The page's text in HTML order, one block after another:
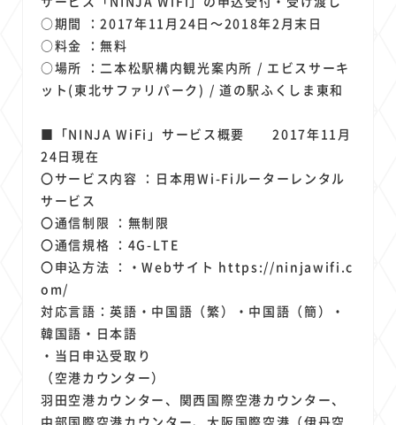
○期間 ：2017年11月24日～2018年2月末日
○料金 ：無料
○場所 ：二本松駅構内観光案内所 / エビスサーキ
ット(東北サファリパーク) / 道の駅ふくしま東和
■「NINJA WiFi」サービス概要 2017年11月
24日現在
〇サービス内容 ：日本用Wi-Fiルーターレンタル
サービス
〇通信制限 ：無制限
〇通信規格 ：4G-LTE
〇申込方法 ：・Webサイト https://ninjawifi.c
om/
対応言語：英語・中国語（繁）・中国語（簡）・
韓国語・日本語
・当日申込受取り
（空港カウンター）
羽田空港カウンター、関西国際空港カウンター、
中部国際空港カウンター、大阪国際空港（伊丹空